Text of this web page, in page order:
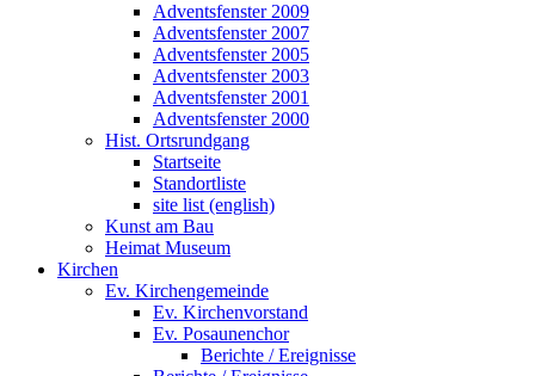
Adventsfenster 2009
Adventsfenster 2007
Adventsfenster 2005
Adventsfenster 2003
Adventsfenster 2001
Adventsfenster 2000
Hist. Ortsrundgang
Startseite
Standortliste
site list (english)
Kunst am Bau
Heimat Museum
Kirchen
Ev. Kirchengemeinde
Ev. Kirchenvorstand
Ev. Posaunenchor
Berichte / Ereignisse